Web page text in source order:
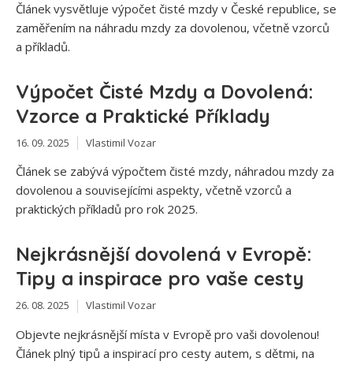
Článek vysvětluje výpočet čisté mzdy v České republice, se
zaměřením na náhradu mzdy za dovolenou, včetně vzorců
a příkladů.
Výpočet Čisté Mzdy a Dovolená:
Vzorce a Praktické Příklady
16. 09. 2025 Vlastimil Vozar
Článek se zabývá výpočtem čisté mzdy, náhradou mzdy za
dovolenou a souvisejícími aspekty, včetně vzorců a
praktických příkladů pro rok 2025.
Nejkrásnější dovolená v Evropě:
Tipy a inspirace pro vaše cesty
26. 08. 2025 Vlastimil Vozar
Objevte nejkrásnější místa v Evropě pro vaši dovolenou!
Článek plný tipů a inspirací pro cesty autem, s dětmi, na